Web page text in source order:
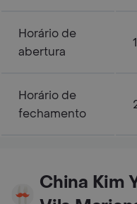
Horário de
abertura
Horário de
fechamento
China Kim